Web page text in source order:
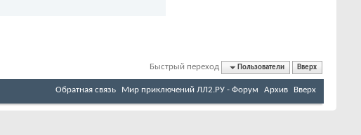
Быстрый переход Пользователи Вверх
Обратная связь Мир приключений ЛЛ2.РУ - Форум Архив Вверх